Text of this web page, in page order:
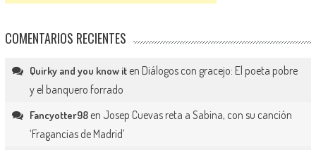
COMENTARIOS RECIENTES
Quirky and you know iten Diálogos con gracejo: El poeta pobre
y el banquero forrado
Fancyotter98en Josep Cuevas reta a Sabina, con su canción
‘Fragancias de Madrid’